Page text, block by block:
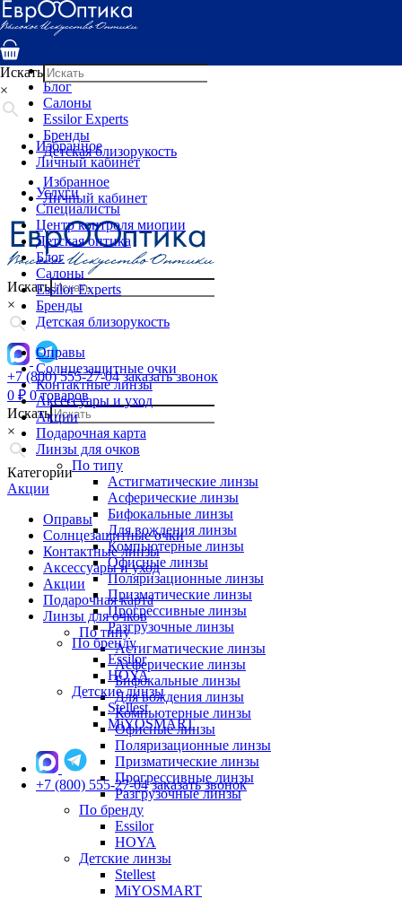
Услуги
Специалисты
Детская оптика
Блог
Салоны
Essilor Experts
Бренды
Детская близорукость
Избранное
Личный кабинет
Искать
×
+7 (800) 555-27-04 заказать звонок
0 ₽ 0 товаров
Искать
×
Категории
Акции
Оправы
Солнцезащитные очки
Контактные линзы
Аксессуары и уход
Акции
Подарочная карта
Линзы для очков
По типу
Астигматические линзы
Асферические линзы
Бифокальные линзы
Для вождения линзы
Компьютерные линзы
Офисные линзы
Поляризационные линзы
Призматические линзы
Прогрессивные линзы
Разгрузочные линзы
По бренду
Essilor
HOYA
Детские линзы
Stellest
MiYOSMART
Искать
×
Избранное
Личный кабинет
Услуги
Специалисты
Центр контроля миопии
Детская оптика
Блог
Салоны
Essilor Experts
Бренды
Детская близорукость
Оправы
Солнцезащитные очки
Контактные линзы
Аксессуары и уход
Акции
Подарочная карта
Линзы для очков
По типу
Астигматические линзы
Асферические линзы
Бифокальные линзы
Для вождения линзы
Компьютерные линзы
Офисные линзы
Поляризационные линзы
Призматические линзы
Прогрессивные линзы
Разгрузочные линзы
По бренду
Essilor
HOYA
Детские линзы
Stellest
MiYOSMART
+7 (800) 555-27-04 заказать звонок